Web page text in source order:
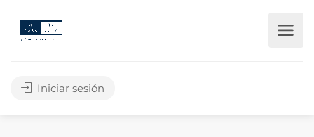
Iniciar sesión